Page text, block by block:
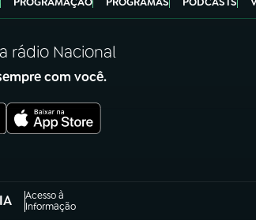
rádio Nacional
com você.
Acesso à
Informação